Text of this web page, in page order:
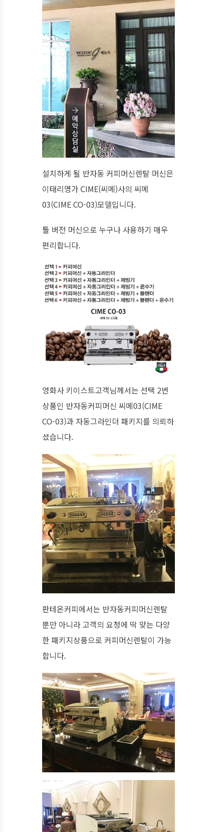
설치하게 될 반자동 커피머신렌탈 머신은
이태리명가 CIME(씨메)사의 씨메
03(CIME CO-03)모델입니다.
톨 버전 머신으로 누구나 사용하기 매우
편리합니다.
영화사 키이스트고객님께서는 선택 2번
상품인 반자동커피머신 씨메03(CIME
CO-03)과 자동그라인더 패키지를 의뢰하
셨습니다.
판테온커피에서는 반자동커피머신렌탈
뿐만 아니라 고객의 요청에 딱 맞는 다양
한 패키지상품으로 커피머신렌탈이 가능
합니다.